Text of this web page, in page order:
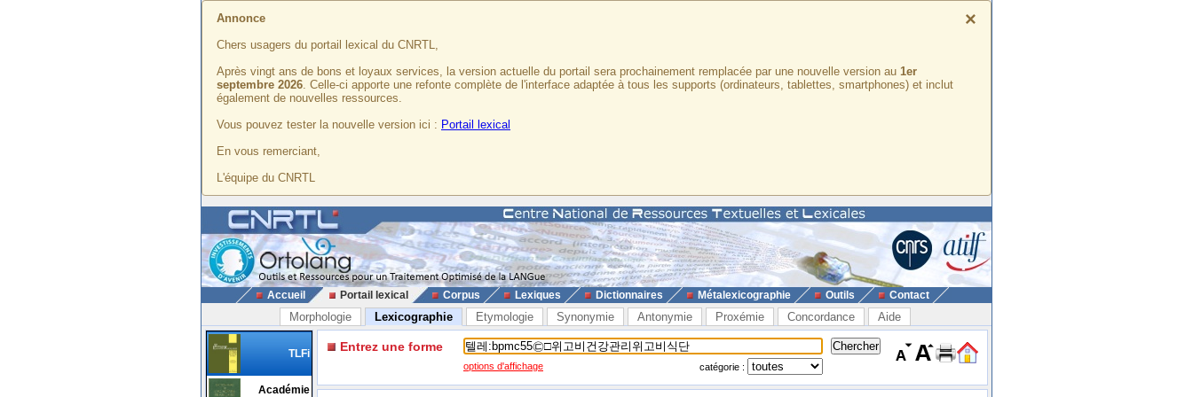
×
Annonce
Chers usagers du portail lexical du CNRTL,
Après vingt ans de bons et loyaux services, la version actuelle du portail sera prochainement remplacée par une nouvelle version au 1er
septembre 2026. Celle-ci apporte une refonte complète de l'interface adaptée à tous les supports (ordinateurs, tablettes, smartphones) et inclut
également de nouvelles ressources.
Vous pouvez tester la nouvelle version ici : Portail lexical
En vous remerciant,
L'équipe du CNRTL
Accueil Portail lexical Corpus Lexiques Dictionnaires Métalexicographie Outils Contact
Morphologie Lexicographie Etymologie Synonymie Antonymie Proxémie Concordance Aide
TLFi
Académie
Entrez une forme
options d'affichage catégorie :